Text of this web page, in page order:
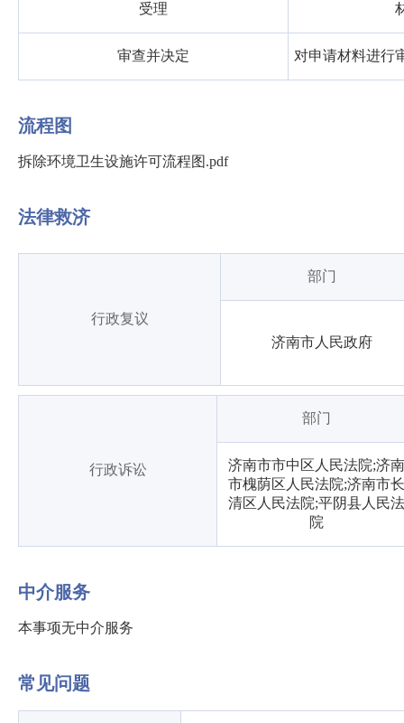
受理
审查并决定 对申请材料进行
流程图
拆除环境卫生设施许可流程图.pdf
法律救济
行政复议
部门
济南市人民政府
行政诉讼
部门
济南市市中区人民法院;济南
市槐荫区人民法院;济南市长
清区人民法院;平阴县人民法
院
中介服务
本事项无中介服务
常见问题